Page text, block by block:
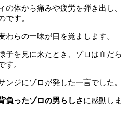
の体から痛みや疲労を弾き出し、
です。
わらの一味が目を覚まします。
子を見に来たとき、ゾロは血だら
す。
ンジにゾロが発した一言でした。
負ったゾロの男らしさに感動しま